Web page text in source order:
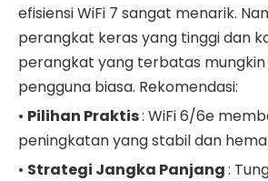
efisiensi WiFi 7 sangat menarik.
perangkat keras yang tinggi dan
perangkat yang terbatas
pengguna biasa. Rekomendasi:
• Pilihan Praktis: WiFi 6/6e
peningkatan yang stabil dan
• Strategi Jangka Panjang: